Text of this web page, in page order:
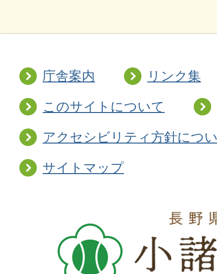
庁舎案内
リンク集
このサイトについて
アクセシビリティ方針につ
サイトマップ